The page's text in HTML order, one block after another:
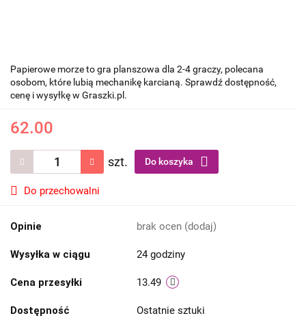
Papierowe morze to gra planszowa dla 2-4 graczy, polecana
osobom, które lubią mechanikę karcianą. Sprawdź dostępność,
cenę i wysyłkę w Graszki.pl.
62.00
szt. Do koszyka
Do przechowalni
Opinie brak ocen (dodaj)
Wysyłka w ciągu 24 godziny
Cena przesyłki 13.49
Dostępność Ostatnie sztuki